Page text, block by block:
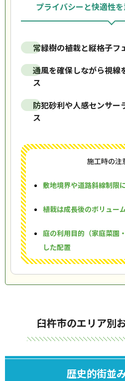
プライバシーと快適性
常緑樹の植栽と縦格子フ
通風を確保しながら視線
ス
防犯砂利や人感センサー
ス
施工時の注
敷地境界や道路斜線制限
植栽は成長後のボリュー
庭の利用目的（家庭菜園
した配置
臼杵市のエリア別
歴史的街並